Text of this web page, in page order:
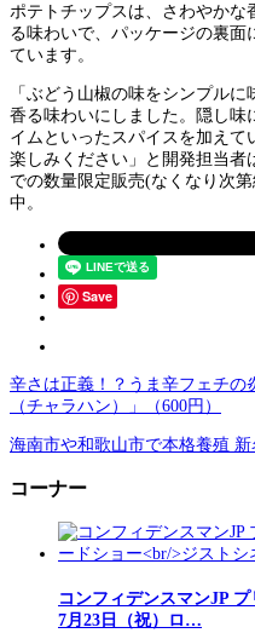
ポテトチップスは、さわやかな
る味わいで、パッケージの裏
ています。
「ぶどう山椒の味をシンプル
香る味わいにしました。隠し味
イムといったスパイスを加えて
楽しみください」と開発担当者
での数量限定販売(なくなり次
中。
Save
辛さは正義！？うま辛フェチの
（チャラハン）」（600円）
海南市や和歌山市で本格養殖
コーナー
コンフィデンスマンJP
7月23日（祝）ロ…